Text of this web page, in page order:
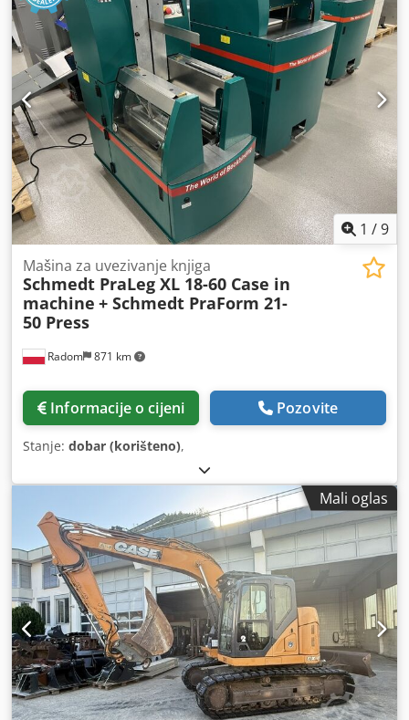
1 /9
Radom 871 km
Mašina za uvezivanje knjiga
Schmedt PraLeg XL 18-60 Case in
machine + Schmedt PraForm 21-
50 Press
Informacije o cijeni Pozovite
Stanje: dobar (korišteno),
Mali oglas